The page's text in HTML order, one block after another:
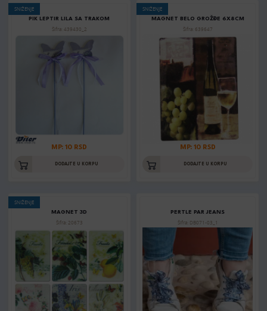
SNIŽENJE
PIK LEPTIR LILA SA TRAKOM
Šifra: 439430_2
MP: 10 RSD
DODAJTE U KORPU
SNIŽENJE
MAGNET BELO GROŽĐE 6X8CM
Šifra: 639647
MP: 10 RSD
DODAJTE U KORPU
SNIŽENJE
MAGNET 3D
Šifra: 20673
PERTLE PAR JEANS
Šifra: DB071-03_1